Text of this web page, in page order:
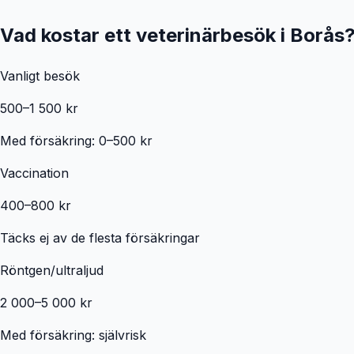
Vad kostar ett veterinärbesök i Borås
Vanligt besök
500–1 500 kr
Med försäkring: 0–500 kr
Vaccination
400–800 kr
Täcks ej av de flesta försäkringar
Röntgen/ultraljud
2 000–5 000 kr
Med försäkring: självrisk